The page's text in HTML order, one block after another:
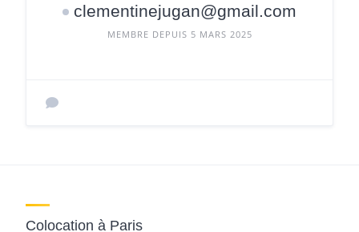
clementinejugan@gmail.com
MEMBRE DEPUIS 5 MARS 2025
Colocation à Paris